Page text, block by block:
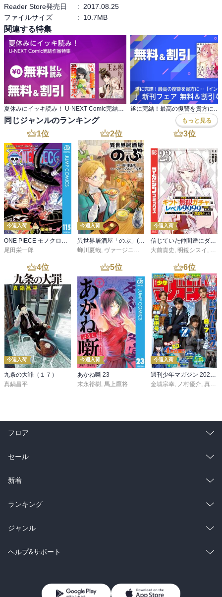
Reader Store発売日
:
2017.08.25
ファイルサイズ
: 10.7MB
関連する特集
夏休みにイッキ読み！ U-NEXT Comic完結作品特集
同じジャンルのランキング もっと見る
1位
今週入荷
ONE PIECE モノクロ版 115
尾田栄一郎
2位
今週入荷
異世界居酒屋「のぶ」(22)
蝉川夏哉, ヴァージニア二等兵 ,転
3位
今週入荷
信じていた仲間達にダンジョン奥地で殺されかけたがギフト『無限ガチャ』でレベル９９９９の仲間達を手に入れて元パーティーメンバーと世界に復讐＆『ざまぁ！』します！（２３）
大前貴史 , 明鏡シスイ , ｔ
4位
今週入荷
九条の大罪（１７）
真鍋昌平
5位
今週入荷
あかね噺 23
末永裕樹 馬上鷹将
6位
今週入荷
金城宗幸
ノ村優介 真島ヒロ
フロア
総合
ラノベ
雑誌・グラビア
BL・TL
セール
総合
ラノベ
雑誌・グラビア
BL・TL
新着
総合
ラノベ
雑誌・グラビア
ランキング
総合
ラノベ
ジャンル
コミック
ヘルプ&サポート